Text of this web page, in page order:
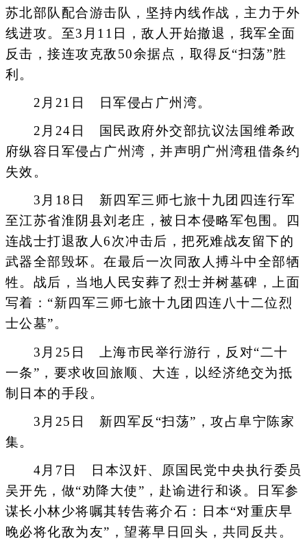
苏北部队配合游击队，坚持内线作战，主力于外
线进攻。至3月11日，敌人开始撤退，我军全面
反击，接连攻克敌50余据点，取得反“扫荡”胜
利。
2月21日 日军侵占广州湾。
2月24日 国民政府外交部抗议法国维希政
府纵容日军侵占广州湾，并声明广州湾租借条约
失效。
3月18日 新四军三师七旅十九团四连行军
至江苏省淮阴县刘老庄，被日本侵略军包围。四
连战士打退敌人6次冲击后，把死难战友留下的
武器全部毁坏。在最后一次同敌人搏斗中全部牺
牲。战后，当地人民安葬了烈士并树墓碑，上面
写着：“新四军三师七旅十九团四连八十二位烈
士公墓”。
3月25日 上海市民举行游行，反对“二十
一条”，要求收回旅顺、大连，以经济绝交为抵
制日本的手段。
3月25日 新四军反“扫荡”，攻占阜宁陈家
集。
4月7日 日本汉奸、原国民党中央执行委员
吴开先，做“劝降大使”，赴谕进行和谈。日军参
谋长小林少将嘱其转告蒋介石：日本“对重庆早
晚必将化敌为友”，望蒋早日回头，共同反共。